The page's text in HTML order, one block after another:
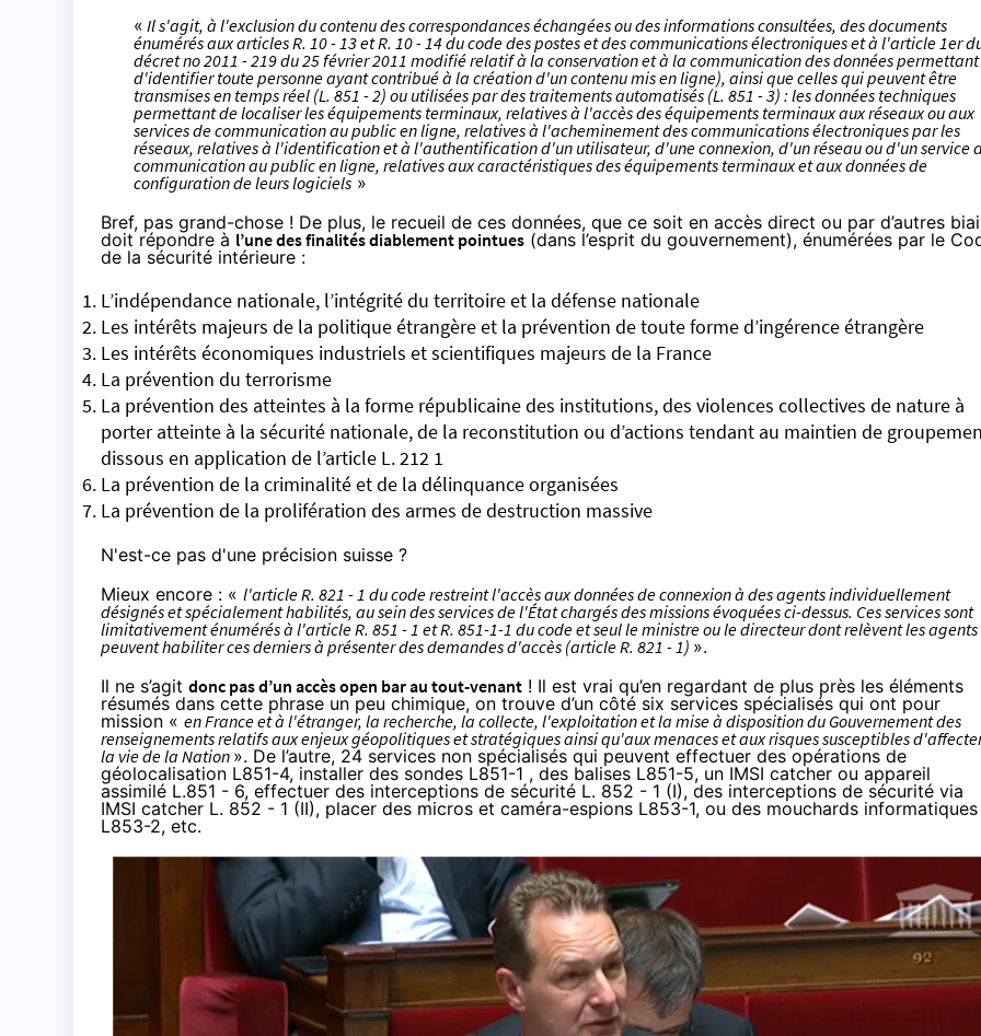
« Il s'agit, à l'exclusion du contenu des correspondances échangées ou des informations consultées, des documents
énumérés aux articles R. 10 - 13 et R. 10 - 14 du code des postes et des communications électroniques et à l'article 1er
décret no 2011 - 219 du 25 février 2011 modifié relatif à la conservation et à la communication des données permettant
d'identifier toute personne ayant contribué à la création d'un contenu mis en ligne), ainsi que celles qui peuvent être
transmises en temps réel (L. 851 - 2) ou utilisées par des traitements automatisés (L. 851 - 3) : les données techniques
permettant de localiser les équipements terminaux, relatives à l'accès des équipements terminaux aux réseaux ou aux
services de communication au public en ligne, relatives à l'acheminement des communications électroniques par les
réseaux, relatives à l'identification et à l'authentification d'un utilisateur, d'une connexion, d'un réseau ou d'un service
communication au public en ligne, relatives aux caractéristiques des équipements terminaux et aux données de
configuration de leurs logiciels »
Bref, pas grand-chose ! De plus, le recueil de ces données, que ce soit en accès direct ou par d’autres
doit répondre à l’une des finalités diablement pointues (dans l’esprit du gouvernement), énumérées par le
de la sécurité intérieure :
L’indépendance nationale, l’intégrité du territoire et la défense nationale
Les intérêts majeurs de la politique étrangère et la prévention de toute forme d’ingérence étrangère
Les intérêts économiques industriels et scientifiques majeurs de la France
La prévention du terrorisme
La prévention des atteintes à la forme républicaine des institutions, des violences collectives de nature à
porter atteinte à la sécurité nationale, de la reconstitution ou d’actions tendant au maintien de
dissous en application de l’article L. 212 1
La prévention de la criminalité et de la délinquance organisées
La prévention de la prolifération des armes de destruction massive
N'est-ce pas d'une précision suisse ?
Mieux encore : « l'article R. 821 - 1 du code restreint l'accès aux données de connexion à des agents individuellement
désignés et spécialement habilités, au sein des services de l'État chargés des missions évoquées ci-dessus. Ces services sont
limitativement énumérés à l'article R. 851 - 1 et R. 851-1-1 du code et seul le ministre ou le directeur dont relèvent les agents
peuvent habiliter ces derniers à présenter des demandes d'accès (article R. 821 - 1) ».
Il ne s’agit donc pas d’un accès open bar au tout-venant ! Il est vrai qu’en regardant de plus près les éléments
résumés dans cette phrase un peu chimique, on trouve d’un côté six services spécialisés qui ont pour
mission « en France et à l'étranger, la recherche, la collecte, l'exploitation et la mise à disposition du Gouvernement des
renseignements relatifs aux enjeux géopolitiques et stratégiques ainsi qu'aux menaces et aux risques susceptibles
la vie de la Nation ». De l’autre, 24 services non spécialisés qui peuvent effectuer des opérations de
géolocalisation L851-4, installer des sondes L851-1 , des balises L851-5, un IMSI catcher ou appareil
assimilé L.851 - 6, effectuer des interceptions de sécurité L. 852 - 1 (I), des interceptions de sécurité via
IMSI catcher L. 852 - 1 (II), placer des micros et caméra-espions L853-1, ou des mouchards informatiques
L853-2, etc.